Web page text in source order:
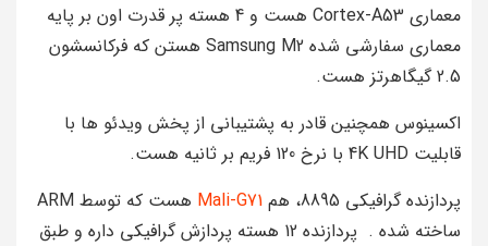
معماری Cortex-A53 هست و 4 هسته‌ پر قدرت اون بر پایه‌
معماری سفارشی شده‌ Samsung M2 هستن که فرکانسشون
2.5 گیگاهرتز هست.
اکسینوس همچنین قادر به پشتیبانی از پخش ویدئو ها با
قابلیت 4K UHD با نرخ 120 فریم بر ثانیه هست.
پردازنده گرافیکی 8895، هم
Mali-G71
هست که توسط ARM
ساخته شده . پردازنده 12 هسته پردازش گرافیکی داره و طبق